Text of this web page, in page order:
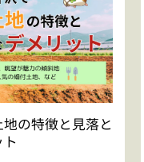
の特徴と見落と